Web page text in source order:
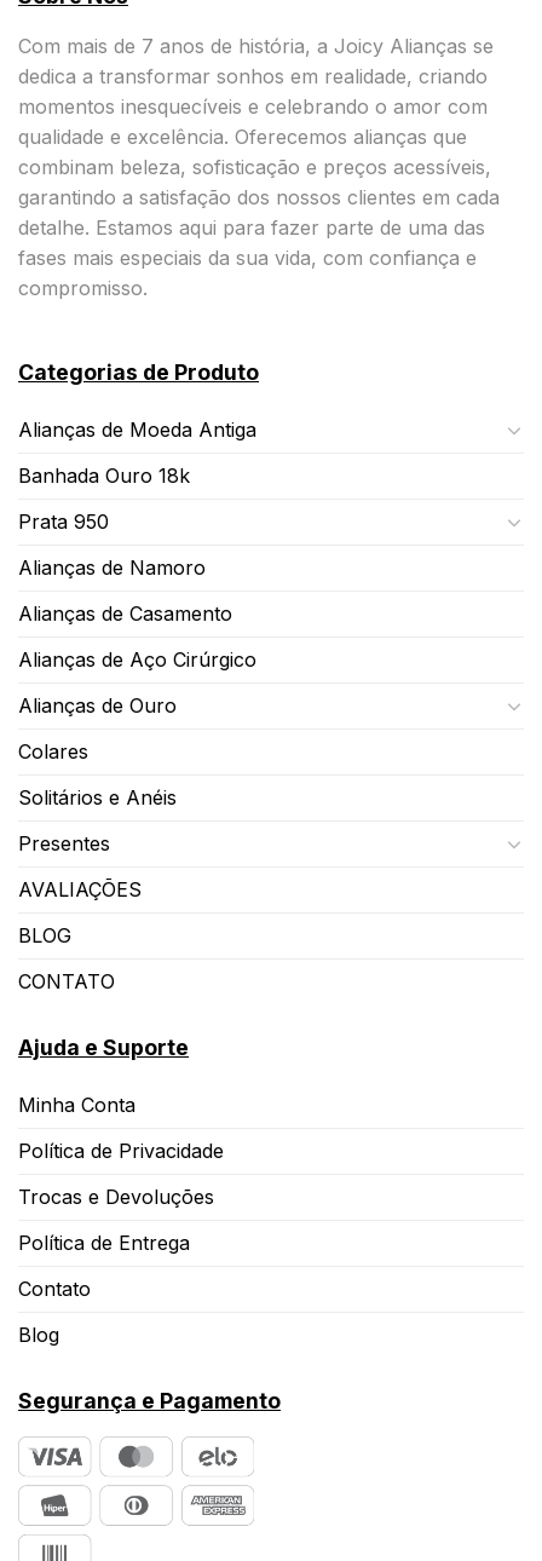
Com mais de 7 anos de história, a Joicy Alianças se
dedica a transformar sonhos em realidade, criando
momentos inesquecíveis e celebrando o amor com
qualidade e excelência. Oferecemos alianças que
combinam beleza, sofisticação e preços acessíveis,
garantindo a satisfação dos nossos clientes em cada
detalhe. Estamos aqui para fazer parte de uma das
fases mais especiais da sua vida, com confiança e
compromisso.
Categorias de Produto
Alianças de Moeda Antiga
Banhada Ouro 18k
Prata 950
Alianças de Namoro
Alianças de Casamento
Alianças de Aço Cirúrgico
Alianças de Ouro
Colares
Solitários e Anéis
Presentes
AVALIAÇÕES
BLOG
CONTATO
Ajuda e Suporte
Minha Conta
Política de Privacidade
Trocas e Devoluções
Política de Entrega
Contato
Blog
Segurança e Pagamento